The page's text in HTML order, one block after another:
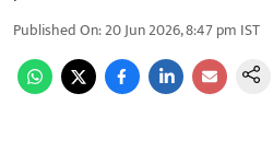
Published On:20 Jun 2026, 8:47 pm IST